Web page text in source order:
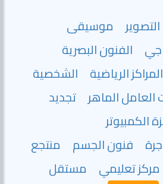
التصوير موسيقى
الفنون البصرية
المراكز الرياضية الشخصية
الماهر تجديد
الكمبيوتر
فنون الجسم
منتجع
مركز تعليمي مستقل